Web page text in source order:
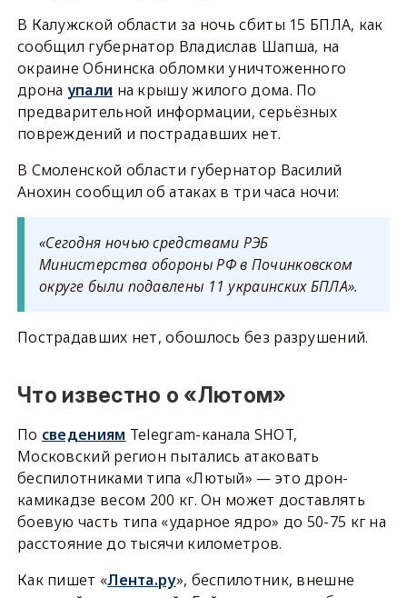
В Калужской области за ночь сбиты 15 БПЛА, как
сообщил губернатор Владислав Шапша, на
окраине Обнинска обломки уничтоженного
дрона упали на крышу жилого дома. По
предварительной информации, серьёзных
повреждений и пострадавших нет.
В Смоленской области губернатор Василий
Анохин сообщил об атаках в три часа ночи:
«Сегодня ночью средствами РЭБ
Министерства обороны РФ в Починковском
округе были подавлены 11 украинских БПЛА».
Пострадавших нет, обошлось без разрушений.
Что известно о «Лютом»
По сведениям Telegram-канала SHOT,
Московский регион пытались атаковать
беспилотниками типа «Лютый» — это дрон-
камикадзе весом 200 кг. Он может доставлять
боевую часть типа «ударное ядро» до 50-75 кг на
расстояние до тысячи километров.
Как пишет «Лента.ру», беспилотник, внешне